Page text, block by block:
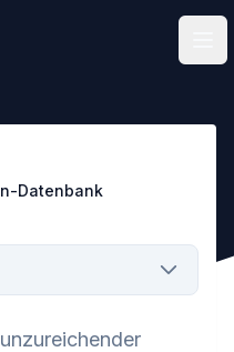
Datenbank